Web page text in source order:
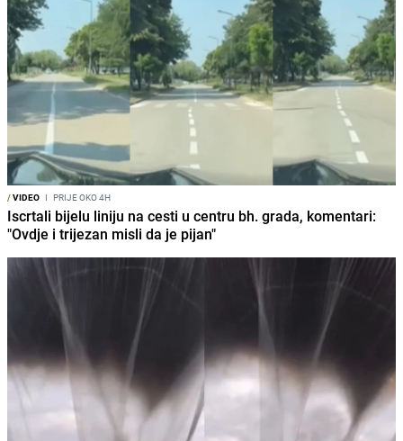
/VIDEO I PRIJE OKO 4H
Iscrtali bijelu liniju na cesti u centru bh. grada, komentari:
"Ovdje i trijezan misli da je pijan"